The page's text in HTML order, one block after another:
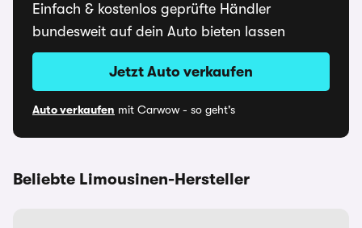
Einfach & kostenlos geprüfte Händler
bundesweit auf dein Auto bieten lassen
Jetzt Auto verkaufen
Auto verkaufen mit Carwow - so geht's
Beliebte Limousinen-Hersteller